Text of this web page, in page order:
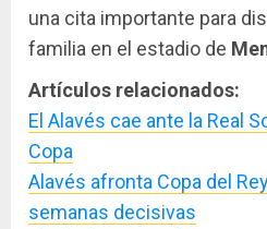
una cita importante para
familia en el estadio de
Artículos relacionados:
El Alavés cae ante la Real
Copa
Alavés afronta Copa del
semanas decisivas